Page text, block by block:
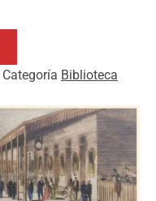
Categoría Biblioteca